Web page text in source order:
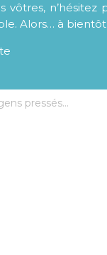
vôtres, n’hésitez
Alors… à bientôt
pressés...